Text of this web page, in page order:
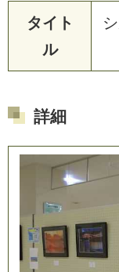
タイト
ル
シ
詳細